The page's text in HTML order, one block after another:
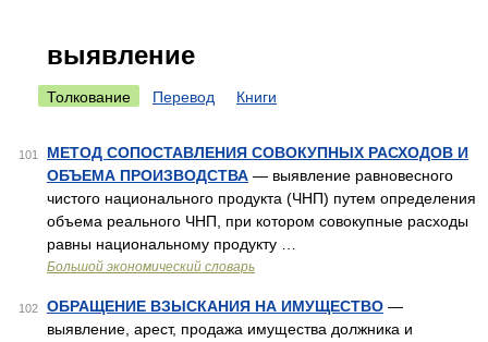
выявление
Толкование Перевод Книги
101
МЕТОД СОПОСТАВЛЕНИЯ СОВОКУПНЫХ РАСХОДОВ И
ОБЪЕМА ПРОИЗВОДСТВА — выявление равновесного
чистого национального продукта (ЧНП) путем определения
объема реального ЧНП, при котором совокупные расходы
равны национальному продукту …
Большой экономический словарь
102 ОБРАЩЕНИЕ ВЗЫСКАНИЯ НА ИМУЩЕСТВО —
выявление, арест, продажа имущества должника и